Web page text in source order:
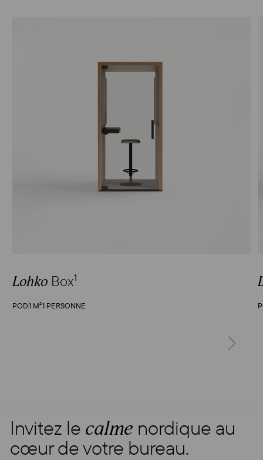
LohkoBox1
POD1 M²1 PERSONNE
SUIVANT
Invitez le calmenordique au
cœur de votre bureau.